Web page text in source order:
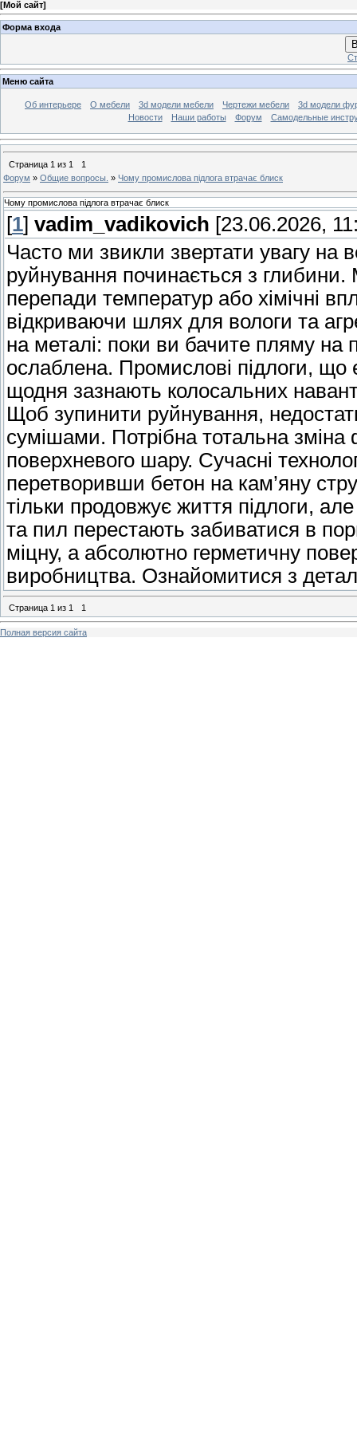
[Мой сайт]
Форма входа
Меню сайта
Об интерьере О мебели 3d модели мебели Чертежи мебели
3d модели
Новости
Наши работы Форум Самодельные
Страница 1 из 1
1
Форум » Общие вопросы. » Чому промислова підлога втрачає блиск
Чому промислова підлога втрачає блиск
[1] vadim_vadikovich [23.06.2026,
Часто ми звикли звертати увагу на
руйнування починається з
перепади температур або хімічні
відкриваючи шлях для вологи та
на металі: поки ви бачите пляму на
ослаблена. Промислові підлоги, що
щодня зазнають колосальних
Щоб зупинити руйнування,
сумішами. Потрібна тотальна зміна
поверхневого шару. Сучасні
перетворивши бетон на кам’яну
тільки продовжує життя підлоги,
та пил перестають забиватися в
міцну, а абсолютно герметичну
виробництва. Ознайомитися з
Страница 1 из 1 1
Полная версия сайта